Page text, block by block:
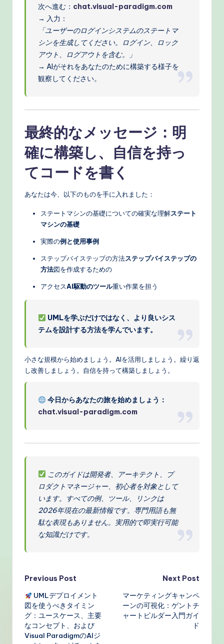
次へ進む： chat.visual-paradigm.com
→ 入力：
「ユーザーのログインシステムのステートマ
シンを生成してください。ログイン、ロック
アウト、ログアウトを含む。」
→ AIがそれをあなたのために構築する様子を
観察してください。
最終的なメッセージ：明
確に構築し、自信を持っ
てコードを書く
あなたは今、以下のものを手に入れました：
ステートマシンの基礎についての確実な理解ステート
マシンの基礎
実際の例と使用事例
ステップバイステップの方法ステップバイステップの
方法図を作成するための
アクセスAI駆動のツール重い作業を担う
UMLを学ぶだけではなく、より良いシス
テムを設計する方法を学んでいます。
小さな規模から始めましょう。AIを活用しましょう。繰り返
し改善しましょう。自信を持って構築しましょう。
今日からあなたの旅を始めましょう：
chat.visual-paradigm.com
このガイドは開発者、アーキテクト、プ
ロダクトマネージャー、初心者を対象として
います。すべての例、ツール、リンクは
2026年現在の最新情報です。専門用語も無
駄な表現もありません。実用的で即実行可能
な知識だけです。
Post
navigation
Previous Post
UMLデプロイメント
図を使うべきタイミン
グ：ユースケース、主要
なコンセプト、および
Visual ParadigmのAIジ
Next Post
マーケティングキャンペ
ーンの可視化：ゲントチ
ャートビルダー入門ガイ
ド